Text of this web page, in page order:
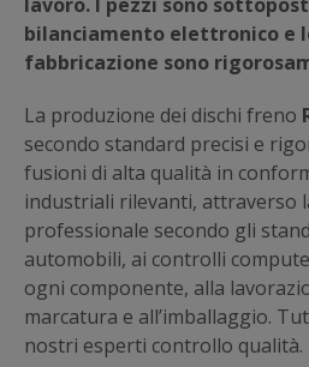
lavoro. I pezzi sono
bilanciamento elettronico e
fabbricazione sono
La produzione dei dischi freno
secondo standard precisi e
fusioni di alta qualità in
industriali rilevanti, attraverso
professionale secondo gli
automobili, ai controlli
ogni componente, alla
marcatura e all’imballaggio.
nostri esperti controllo qualità.